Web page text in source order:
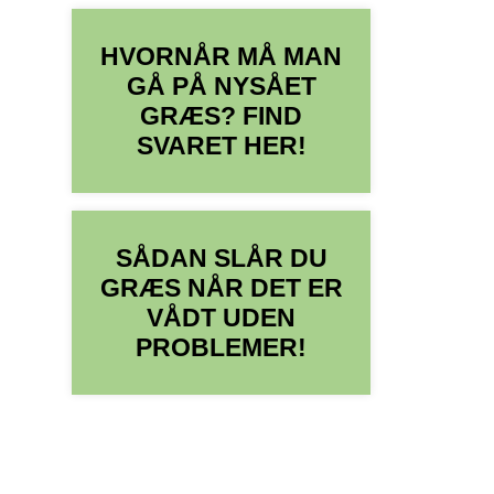
HVORNÅR MÅ MAN
GÅ PÅ NYSÅET
GRÆS? FIND
SVARET HER!
SÅDAN SLÅR DU
GRÆS NÅR DET ER
VÅDT UDEN
PROBLEMER!